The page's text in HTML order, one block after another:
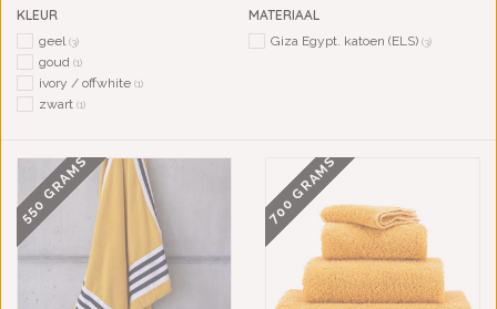
KLEUR
geel(3)
goud (1)
ivory / offwhite (1)
zwart (1)
MATERIAAL
Giza Egypt. katoen (ELS) (3)
550 GRAMS 700 GRAMS